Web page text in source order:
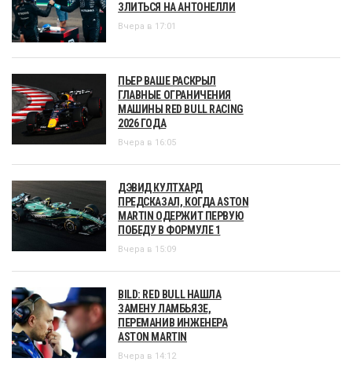
ЗЛИТЬСЯ НА АНТОНЕЛЛИ
Вчера в 17:01
ПЬЕР ВАШЕ РАСКРЫЛ
ГЛАВНЫЕ ОГРАНИЧЕНИЯ
МАШИНЫ RED BULL RACING
2026 ГОДА
Вчера в 16:05
ДЭВИД КУЛТХАРД
ПРЕДСКАЗАЛ, КОГДА ASTON
MARTIN ОДЕРЖИТ ПЕРВУЮ
ПОБЕДУ В ФОРМУЛЕ 1
Вчера в 15:09
BILD: RED BULL НАШЛА
ЗАМЕНУ ЛАМБЬЯЗЕ,
ПЕРЕМАНИВ ИНЖЕНЕРА
ASTON MARTIN
Вчера в 14:12